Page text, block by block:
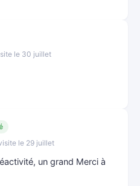
le 30 juillet
le 29 juillet
un grand Merci à